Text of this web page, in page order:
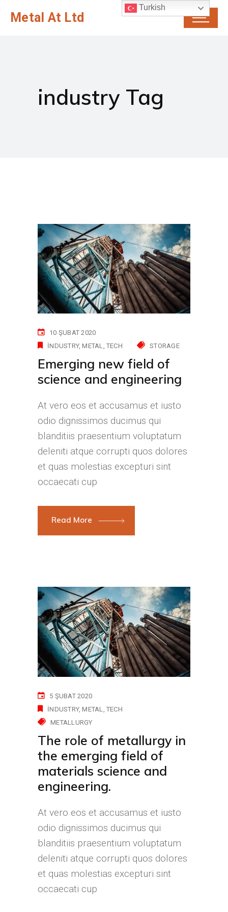
Metal At Ltd
industry Tag
10 ŞUBAT 2020
INDUSTRY METAL TECH STORAGE
Emerging new field of
science and engineering
At vero eos et accusamus et iusto
odio dignissimos ducimus qui
blanditiis praesentium voluptatum
deleniti atque corrupti quos dolores
et quas molestias excepturi sint
occaecati cup
Read More
5 ŞUBAT 2020
INDUSTRY METAL
TECH
METALLURGY
The role of metallurgy in
the emerging field of
materials science and
engineering.
At vero eos et accusamus et iusto
odio dignissimos ducimus qui
blanditiis praesentium voluptatum
deleniti atque corrupti quos dolores
et quas molestias excepturi sint
occaecati cup
Turkish